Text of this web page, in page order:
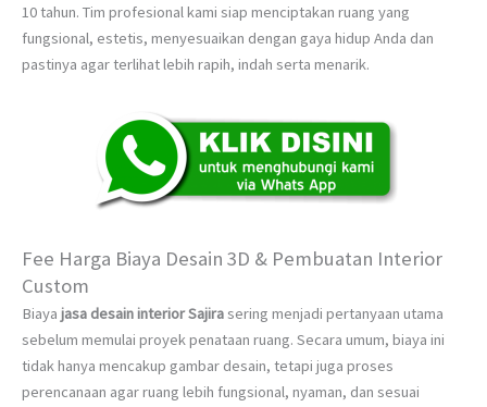
10 tahun. Tim profesional kami siap menciptakan ruang yang
fungsional, estetis, menyesuaikan dengan gaya hidup Anda dan
pastinya agar terlihat lebih rapih, indah serta menarik.
Fee Harga Biaya Desain 3D & Pembuatan Interior
Custom
Biaya jasa desain interior Sajirasering menjadi pertanyaan utama
sebelum memulai proyek penataan ruang. Secara umum, biaya ini
tidak hanya mencakup gambar desain, tetapi juga proses
perencanaan agar ruang lebih fungsional, nyaman, dan sesuai